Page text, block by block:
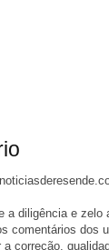
a diligência e
comentários dos
correção,